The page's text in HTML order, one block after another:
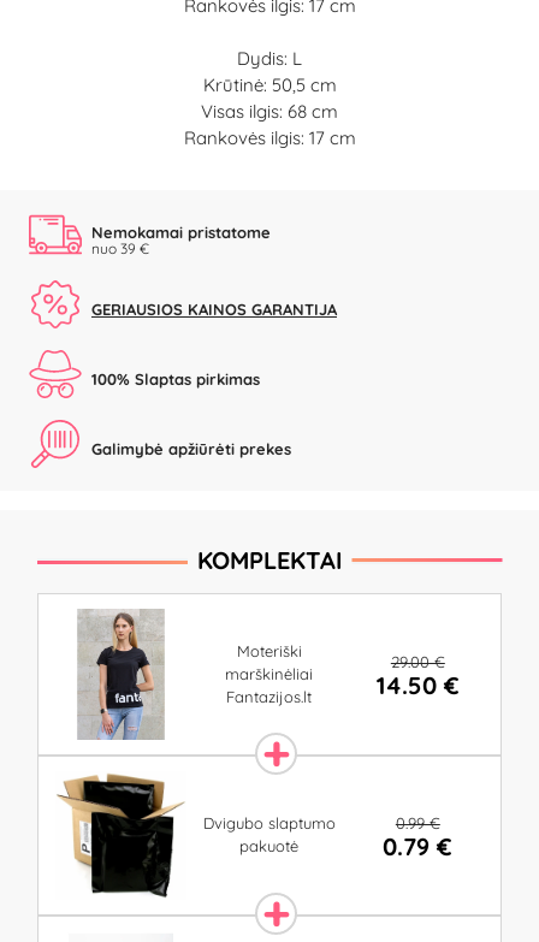
Rankovės ilgis: 17 cm
Dydis: L
Krūtinė: 50,5 cm
Visas ilgis: 68 cm
Rankovės ilgis: 17 cm
Nemokamai pristatome
nuo 39 €
GERIAUSIOS KAINOS GARANTIJA
100% Slaptas pirkimas
Galimybė apžiūrėti prekes
KOMPLEKTAI
​Moteriški
marškinėliai
Fantazijos.lt
29.00 €
14.50 €
Dvigubo slaptumo
pakuotė
0.99 €
0.79 €